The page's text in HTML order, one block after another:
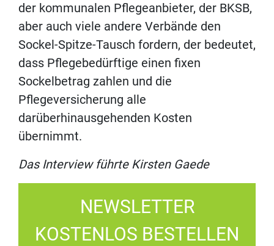
der kommunalen Pflegeanbieter, der BKSB,
aber auch viele andere Verbände den
Sockel-Spitze-Tausch fordern, der bedeutet,
dass Pflegebedürftige einen fixen
Sockelbetrag zahlen und die
Pflegeversicherung alle
darüberhinausgehenden Kosten
übernimmt.
Das Interview führte Kirsten Gaede
NEWSLETTER
KOSTENLOS BESTELLEN